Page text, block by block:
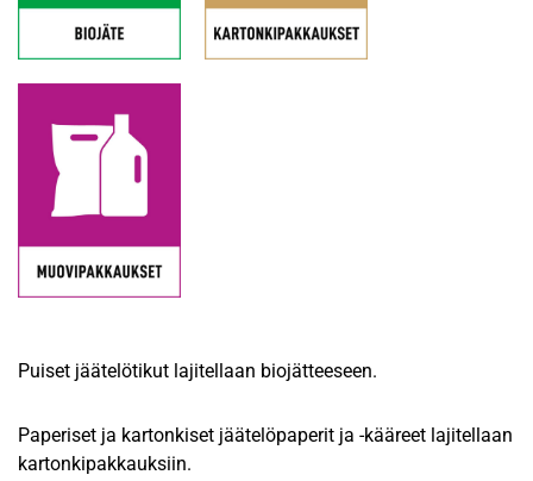
Puiset jäätelötikut lajitellaan biojätteeseen.
Paperiset ja kartonkiset jäätelöpaperit ja -kääreet lajitellaan
kartonkipakkauksiin.